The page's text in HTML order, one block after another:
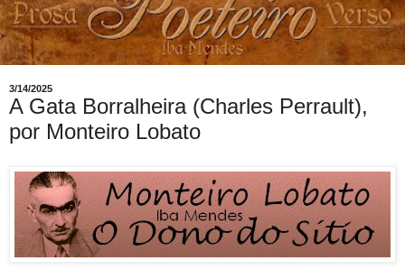
3/14/2025
A Gata Borralheira (Charles Perrault),
por Monteiro Lobato